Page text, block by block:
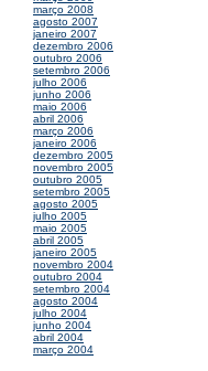
março 2008
agosto 2007
janeiro 2007
dezembro 2006
outubro 2006
setembro 2006
julho 2006
junho 2006
maio 2006
abril 2006
março 2006
janeiro 2006
dezembro 2005
novembro 2005
outubro 2005
setembro 2005
agosto 2005
julho 2005
maio 2005
abril 2005
janeiro 2005
novembro 2004
outubro 2004
setembro 2004
agosto 2004
julho 2004
junho 2004
abril 2004
março 2004